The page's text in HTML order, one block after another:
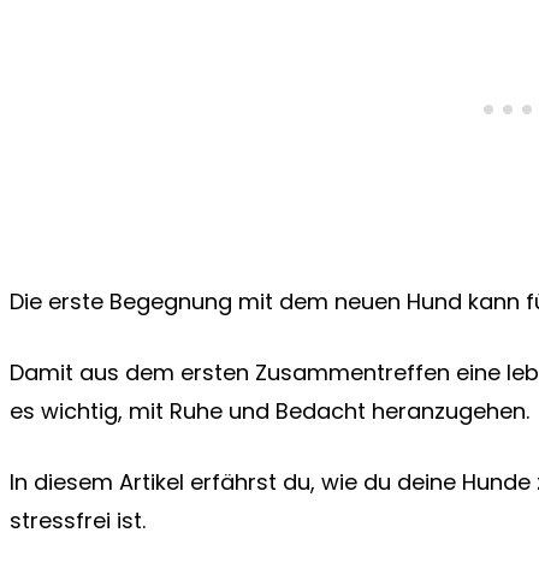
Die erste Begegnung mit dem neuen Hund
Damit aus dem ersten Zusammentreffen eine
es wichtig, mit Ruhe und Bedacht heranzugehen.
In diesem Artikel erfährst du, wie du deine
stressfrei ist.